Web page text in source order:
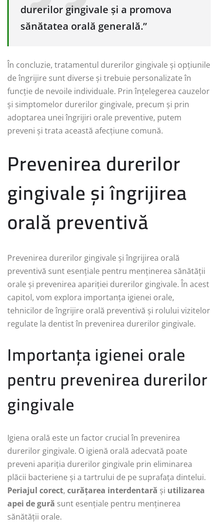
durerilor gingivale și a promova
sănătatea orală generală.”
În concluzie, tratamentul durerilor gingivale și opțiunile
de îngrijire sunt diverse și trebuie personalizate în
funcție de nevoile individuale. Prin înțelegerea cauzelor
și simptomelor durerilor gingivale, precum și prin
adoptarea unei îngrijiri orale preventive, putem
preveni și trata această afecțiune comună.
Prevenirea durerilor
gingivale și îngrijirea
orală preventivă
Prevenirea durerilor gingivale și îngrijirea orală
preventivă sunt esențiale pentru menținerea sănătății
orale și prevenirea apariției durerilor gingivale. În acest
capitol, vom explora importanța igienei orale,
tehnicilor de îngrijire orală preventivă și rolului vizitelor
regulate la dentist în prevenirea durerilor gingivale.
Importanța igienei orale
pentru prevenirea durerilor
gingivale
Igiena orală este un factor crucial în prevenirea
durerilor gingivale. O igienă orală adecvată poate
preveni apariția durerilor gingivale prin eliminarea
plăcii bacteriene și a tartrului de pe suprafața dintelui.
Periajul corect, curățarea interdentară și utilizarea
apei de gură sunt esențiale pentru menținerea
sănătății orale.